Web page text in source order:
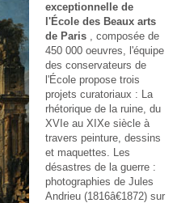
exceptionnelle de
l'École des Beaux arts
de Paris , composée de
450 000 oeuvres, l'équipe
des conservateurs de
l'École propose trois
projets curatoriaux : La
rhétorique de la ruine, du
XVIe au XIXe siècleà
travers peinture, dessins
et maquettes. Les
désastres de la guerre:
photographies de Jules
Andrieu (1816â€1872) sur